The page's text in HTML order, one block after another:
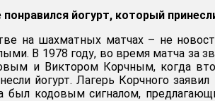
йогурт, который
на шахматных матчах – не
В 1978 году, во время матча за
и Виктором Корчным, когда
йогурт. Лагерь Корчного заявил
был кодовым сигналом,